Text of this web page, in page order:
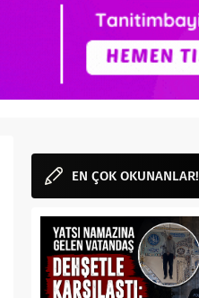
EN ÇOK OKUNANLAR!